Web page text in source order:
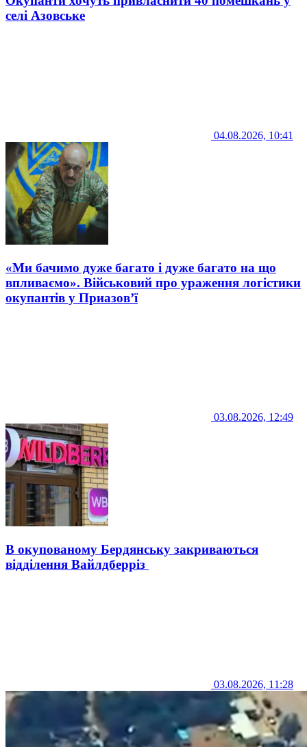
селі Азовське
04.08.2026, 10:41
«Ми бачимо дуже багато і дуже багато на що
впливаємо». Військовий про ураження логістики
окупантів у Приазов’ї
03.08.2026, 12:49
В окупованому Бердянську закриваються
відділення Вайлдберріз
03.08.2026, 11:28